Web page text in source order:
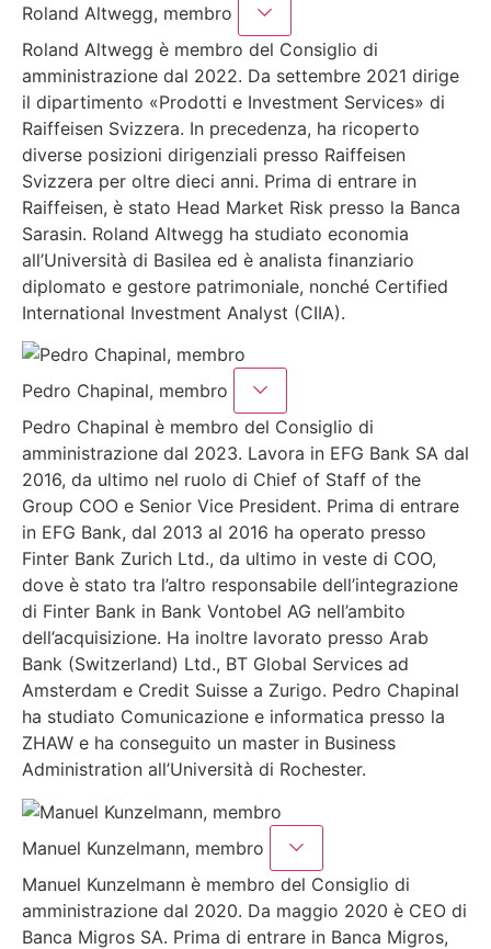
Roland Altwegg, membro
Roland Altwegg è membro del Consiglio di
amministrazione dal 2022. Da settembre 2021 dirige
il dipartimento «Prodotti e Investment Services» di
Raiffeisen Svizzera. In precedenza, ha ricoperto
diverse posizioni dirigenziali presso Raiffeisen
Svizzera per oltre dieci anni. Prima di entrare in
Raiffeisen, è stato Head Market Risk presso la Banca
Sarasin. Roland Altwegg ha studiato economia
all’Università di Basilea ed è analista finanziario
diplomato e gestore patrimoniale, nonché Certified
International Investment Analyst (CIIA).
Pedro Chapinal, membro
Pedro Chapinal è membro del Consiglio di
amministrazione dal 2023. Lavora in EFG Bank SA dal
2016, da ultimo nel ruolo di Chief of Staff of the
Group COO e Senior Vice President. Prima di entrare
in EFG Bank, dal 2013 al 2016 ha operato presso
Finter Bank Zurich Ltd., da ultimo in veste di COO,
dove è stato tra l’altro responsabile dell’integrazione
di Finter Bank in Bank Vontobel AG nell’ambito
dell’acquisizione. Ha inoltre lavorato presso Arab
Bank (Switzerland) Ltd., BT Global Services ad
Amsterdam e Credit Suisse a Zurigo. Pedro Chapinal
ha studiato Comunicazione e informatica presso la
ZHAW e ha conseguito un master in Business
Administration all’Università di Rochester.
Manuel Kunzelmann, membro
Manuel Kunzelmann è membro del Consiglio di
amministrazione dal 2020. Da maggio 2020 è CEO di
Banca Migros SA. Prima di entrare in Banca Migros,